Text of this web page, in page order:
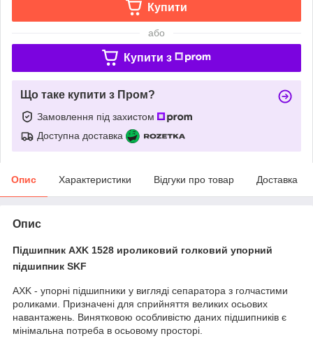
Купити
або
Купити з
Що таке купити з Пром?
Замовлення під захистом
Доступна доставка
Опис Характеристики Відгуки про товар Доставка
Опис
Підшипник AXK 1528 ироликовий голковий упорний
підшипник SKF
AXK - упорні підшипники у вигляді сепаратора з голчастими
роликами. Призначені для сприйняття великих осьових
навантажень. Винятковою особливістю даних підшипників є
мінімальна потреба в осьовому просторі.